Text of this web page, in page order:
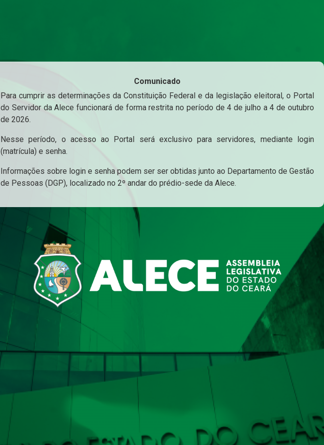
Comunicado
Para cumprir as determinações da Constituição Federal e da legislação eleitoral, o Portal
do Servidor da Alece funcionará de forma restrita no período de 4 de julho a 4 de outubro
de 2026.
Nesse período, o acesso ao Portal será exclusivo para servidores, mediante login
(matrícula) e senha.
Informações sobre login e senha podem ser ser obtidas junto ao Departamento de Gestão
de Pessoas (DGP), localizado no 2º andar do prédio-sede da Alece.